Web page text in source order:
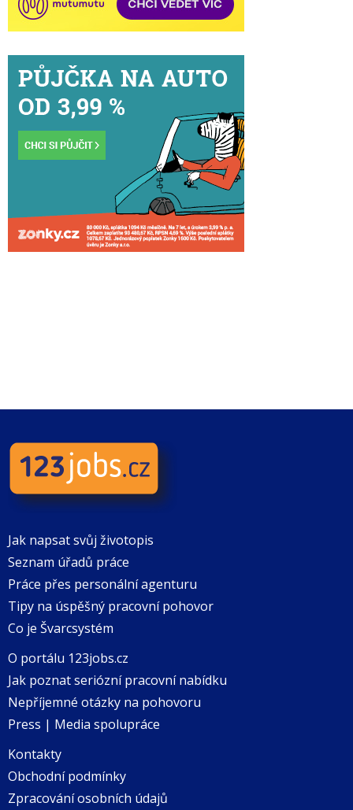
Jak napsat svůj životopis
Seznam úřadů práce
Práce přes personální agenturu
Tipy na úspěšný pracovní pohovor
Co je Švarcsystém
O portálu 123jobs.cz
Jak poznat seriózní pracovní nabídku
Nepříjemné otázky na pohovoru
Press | Media spolupráce
Kontakty
Obchodní podmínky
Zpracování osobních údajů